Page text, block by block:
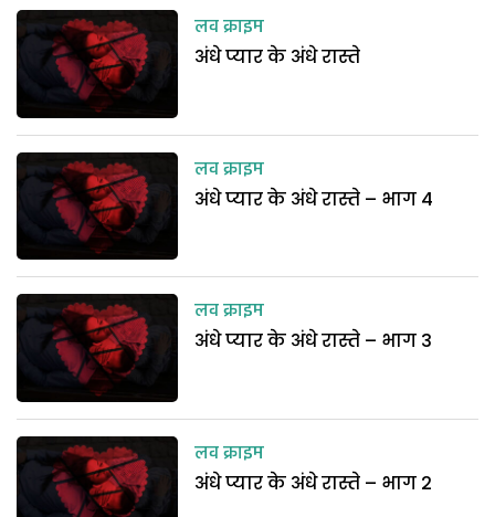
लव क्राइम
अंधे प्यार के अंधे रास्ते
लव क्राइम
अंधे प्यार के अंधे रास्ते – भाग 4
लव क्राइम
अंधे प्यार के अंधे रास्ते – भाग 3
लव क्राइम
अंधे प्यार के अंधे रास्ते – भाग 2